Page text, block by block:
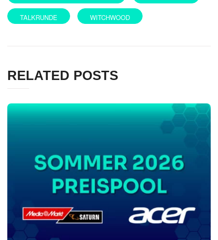
TALKRUNDE WITCHWOOD
RELATED POSTS